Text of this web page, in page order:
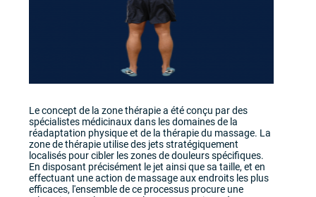
Le concept de la zone thérapie a été conçu par des
spécialistes médicinaux dans les domaines de la
réadaptation physique et de la thérapie du massage. La
zone de thérapie utilise des jets stratégiquement
localisés pour cibler les zones de douleurs spécifiques.
En disposant précisément le jet ainsi que sa taille, et en
effectuant une action de massage aux endroits les plus
efficaces, l'ensemble de ce processus procure une